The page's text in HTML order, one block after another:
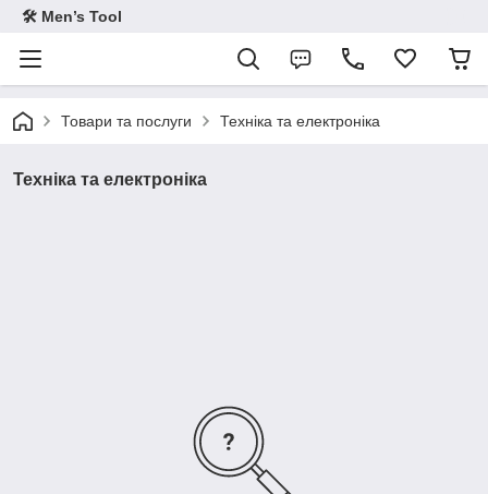
🛠 Men’s Tool
Товари та послуги Техніка та електроніка
Техніка та електроніка